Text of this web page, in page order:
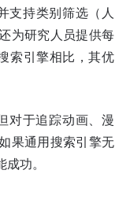
支持类别筛选（人
为研究人员提供每
索引擎相比，其优
对于追踪动画、漫
果通用搜索引擎无
功。